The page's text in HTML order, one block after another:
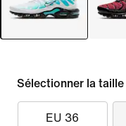
Sélectionner la taille
EU 36